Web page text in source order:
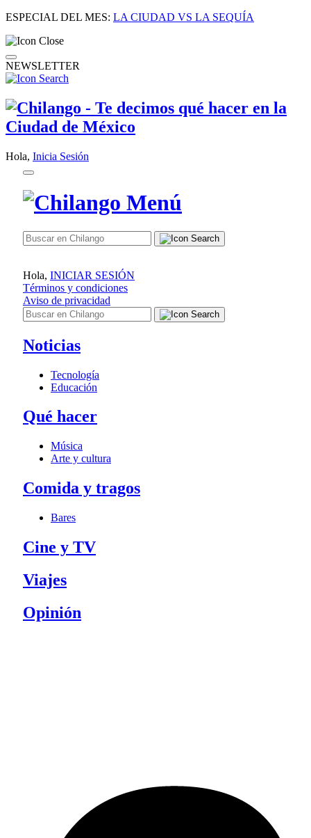
ESPECIAL DEL MES: LA CIUDAD VS LA SEQUÍA
NEWSLETTER
Hola, Inicia Sesión
Hola, INICIAR SESIÓN
Términos y condiciones
Aviso de privacidad
Noticias
Tecnología
Educación
Qué hacer
Música
Arte y cultura
Comida y tragos
Bares
Cine y TV
Viajes
Opinión